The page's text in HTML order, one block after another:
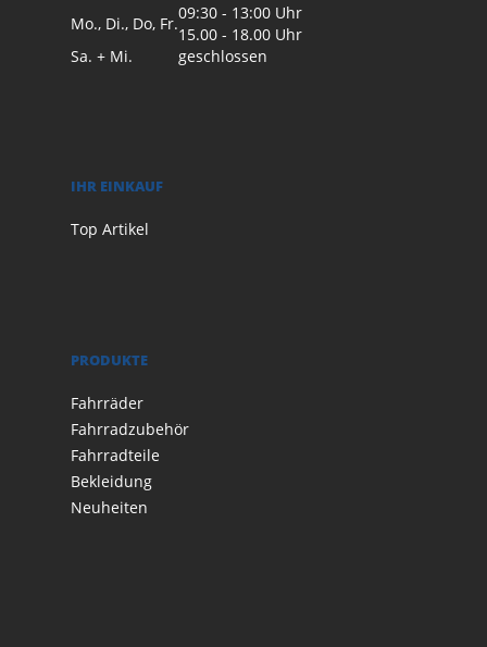
Mo., Di., Do, Fr.
09:30 - 13:00 Uhr
15.00 - 18.00 Uhr
Sa. + Mi.
geschlossen
IHR EINKAUF
Top Artikel
PRODUKTE
Fahrräder
Fahrradzubehör
Fahrradteile
Bekleidung
Neuheiten